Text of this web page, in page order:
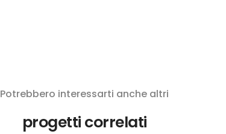
Potrebbero interessarti anche altri
progetti correlati